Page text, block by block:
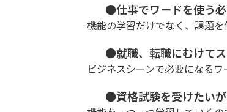
●仕事でワードを使う
機能の学習だけでなく、課題
●就職、転職にむけて
ビジネスシーンで必要になる
●資格試験を受けたい